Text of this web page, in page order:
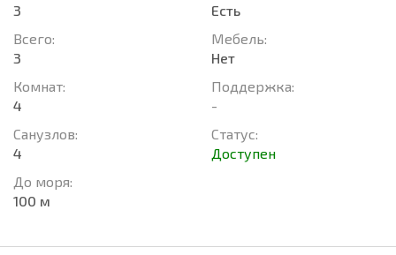
3
Всего:
3
Комнат:
4
Санузлов:
4
До моря:
100 м
Есть
Мебель:
Нет
Поддержка:
-
Статус:
Доступен